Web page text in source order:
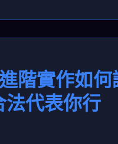
階實作如何
代表你行